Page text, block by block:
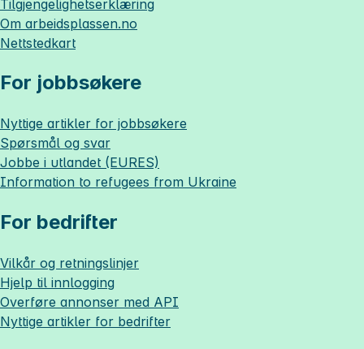
Tilgjengelighetserklæring
Om arbeidsplassen.no
Nettstedkart
For jobbsøkere
Nyttige artikler for jobbsøkere
Spørsmål og svar
Jobbe i utlandet (EURES)
Information to refugees from Ukraine
For bedrifter
Vilkår og retningslinjer
Hjelp til innlogging
Overføre annonser med API
Nyttige artikler for bedrifter